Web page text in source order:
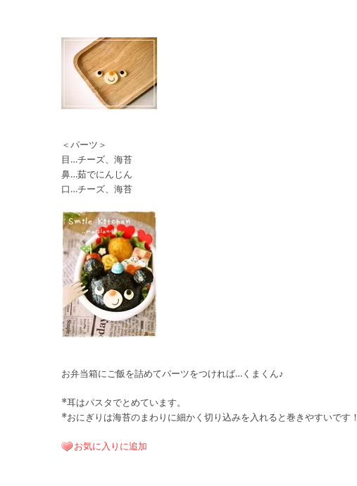
＜パーツ＞
目…チーズ、海苔
鼻…茹でにんじん
口…チーズ、海苔
お弁当箱にご飯を詰めてパーツをつければ…くまくん♪
*耳はパスタでとめています。
*おにぎりは海苔のまわりに細かく切り込みを入れると巻きやすいです！
お気に入りに追加